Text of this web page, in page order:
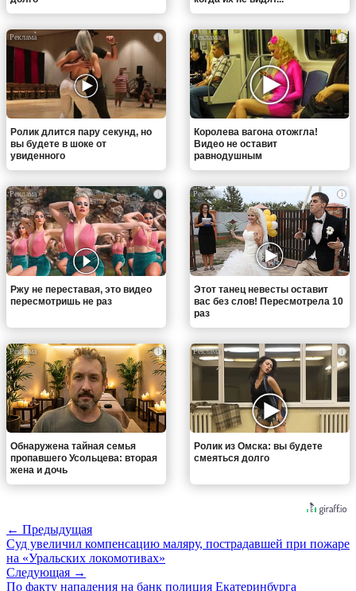
i
Ролик длится пару секунд, но
вы будете в шоке от
увиденного
i
Королева вагона отожгла!
Видео не оставит
равнодушным
i
Ржу не переставая, это видео
пересмотришь не раз
i
Этот танец невесты оставит
вас без слов! Пересмотрела 10
раз
i
Обнаружена тайная семья
пропавшего Усольцева: вторая
жена и дочь
i
Ролик из Омска: вы будете
смеяться долго
← Предыдущая
Суд увеличил компенсацию маляру, пострадавшей при пожаре
на «Уральских локомотивах»
Следующая →
По факту нападения на банк полиция Екатеринбурга